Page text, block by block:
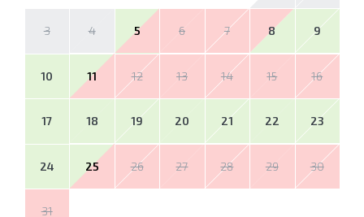
3 4 5 6 7 8 9
10 11 12 13 14 15 16
17 18 19 20 21 22 23
24 25 26 27 28 29 30
31